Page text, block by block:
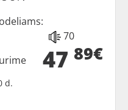
70
47 89€
d.